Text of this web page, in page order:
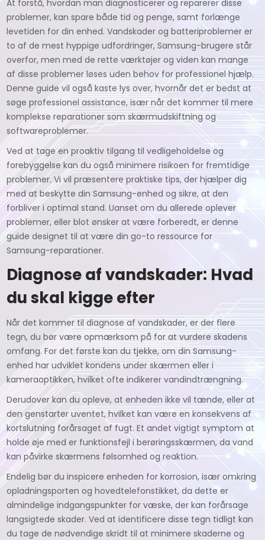
At forstå, hvordan man diagnosticerer og reparerer disse
problemer, kan spare både tid og penge, samt forlænge
levetiden for din enhed. Vandskader og batteriproblemer er
to af de mest hyppige udfordringer, Samsung-brugere står
overfor, men med de rette værktøjer og viden kan mange
af disse problemer løses uden behov for professionel hjælp.
Denne guide vil også kaste lys over, hvornår det er bedst at
søge professionel assistance, især når det kommer til mere
komplekse reparationer som skærmudskiftning og
softwareproblemer.
Ved at tage en proaktiv tilgang til vedligeholdelse og
forebyggelse kan du også minimere risikoen for fremtidige
problemer. Vi vil præsentere praktiske tips, der hjælper dig
med at beskytte din Samsung-enhed og sikre, at den
forbliver i optimal stand. Uanset om du allerede oplever
problemer, eller blot ønsker at være forberedt, er denne
guide designet til at være din go-to ressource for
Samsung-reparationer.
Diagnose af vandskader: Hvad
du skal kigge efter
Når det kommer til diagnose af vandskader, er der flere
tegn, du bør være opmærksom på for at vurdere skadens
omfang. For det første kan du tjekke, om din Samsung-
enhed har udviklet kondens under skærmen eller i
kameraoptikken, hvilket ofte indikerer vandindtrængning.
Derudover kan du opleve, at enheden ikke vil tænde, eller at
den genstarter uventet, hvilket kan være en konsekvens af
kortslutning forårsaget af fugt. Et andet vigtigt symptom at
holde øje med er funktionsfejl i berøringsskærmen, da vand
kan påvirke skærmens følsomhed og reaktion.
Endelig bør du inspicere enheden for korrosion, især omkring
opladningsporten og hovedtelefonstikket, da dette er
almindelige indgangspunkter for væske, der kan forårsage
langsigtede skader. Ved at identificere disse tegn tidligt kan
du tage de nødvendige skridt til at minimere skaderne og